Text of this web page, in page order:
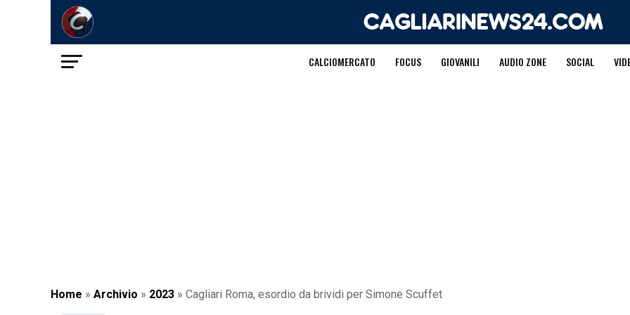
CALCIOMERCATO FOCUS GIOVANILI AUDIO ZONE SOCIAL
Home » Archivio » 2023 » Cagliari Roma, esordio da brividi per Simone Scuffet